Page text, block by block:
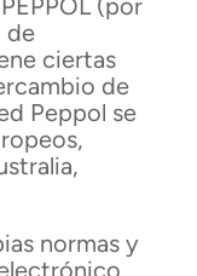
(por
de
ciertas
de
Peppol se
normas y